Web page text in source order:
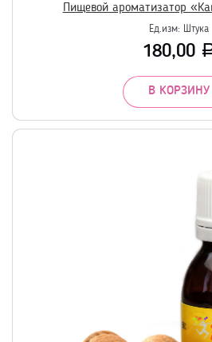
Пищевой ароматизатор
Ед.изм: Штука
180,00
В КОРЗИНУ